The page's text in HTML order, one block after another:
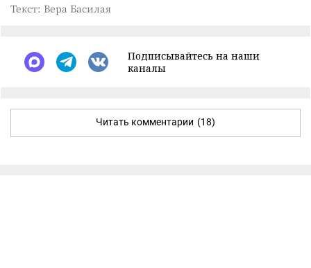
Текст: Вера Басилая
Подписывайтесь на наши
каналы
Читать комментарии (18)